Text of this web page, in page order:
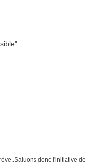
donc l'initiative de